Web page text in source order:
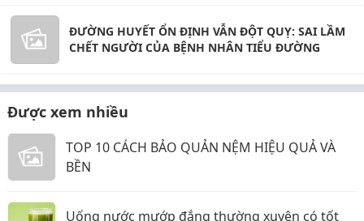
ĐƯỜNG HUYẾT ỔN ĐỊNH VẪN ĐỘT QUỴ: SAI LẦM
CHẾT NGƯỜI CỦA BỆNH NHÂN TIỂU ĐƯỜNG
Được xem nhiều
TOP 10 CÁCH BẢO QUẢN NỆM HIỆU QUẢ VÀ
BỀN
Uống nước mướp đắng thường xuyên có tốt